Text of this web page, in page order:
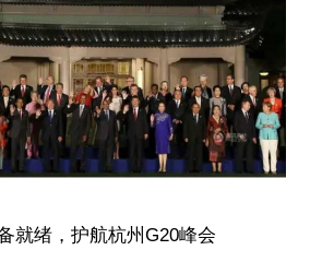
就绪，护航杭州G20峰会